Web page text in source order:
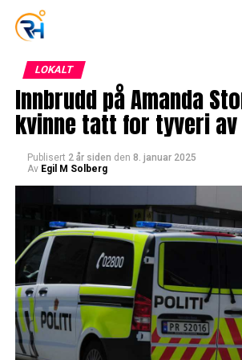
LOKALT
Innbrudd på Amanda
kvinne tatt for tyveri
Publisert 2 år siden den 8. januar 2025
Av Egil M Solberg